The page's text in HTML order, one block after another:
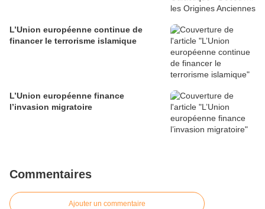
L’Union européenne continue de
financer le terrorisme islamique
L’Union européenne finance
l’invasion migratoire
Commentaires
Ajouter un commentaire